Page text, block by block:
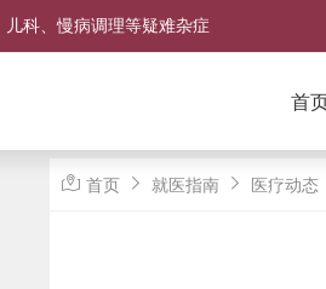
科、慢病调理等疑难杂症
首
首页 就医指南 医疗动态